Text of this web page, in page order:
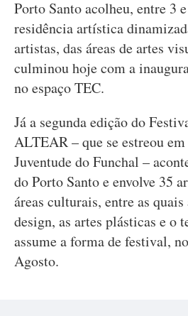
Porto Santo acolheu, entre 3
residência artística
artistas, das áreas de artes
culminou hoje com a
no espaço TEC.
Já a segunda edição do
ALTEAR – que se estreou
Juventude do Funchal –
do Porto Santo e envolve 35
áreas culturais, entre as
design, as artes plásticas e o
assume a forma de festival,
Agosto.